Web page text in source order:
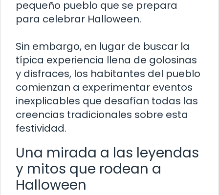
pequeño pueblo que se prepara
para celebrar Halloween.
Sin embargo, en lugar de buscar la
típica experiencia llena de golosinas
y disfraces, los habitantes del pueblo
comienzan a experimentar eventos
inexplicables que desafían todas las
creencias tradicionales sobre esta
festividad.
Una mirada a las leyendas
y mitos que rodean a
Halloween